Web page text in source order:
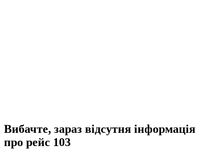
Вибачте, зараз відсутня інформація
про рейс 103